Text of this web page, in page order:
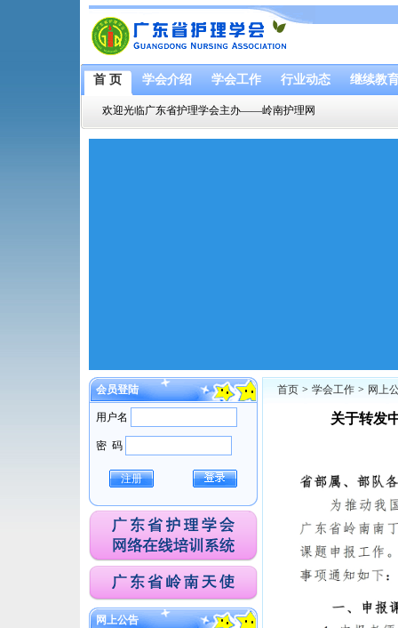
首 页 学会介绍 学会工作 行业动态 继续教
欢迎光临广东省护理学会主办——岭南护理网
会员登陆
用户名
密 码
注册
网上公告
关于医疗护理员（五级）职业
技能等级认定考试...(7-21)
广东省护理学会关于发布《老
年直肠癌患者术后...(7-14)
关于2026年度智慧医疗照护创
新专项免陪照...(7-13)
首页 > 学会工作 > 网上
关于转发